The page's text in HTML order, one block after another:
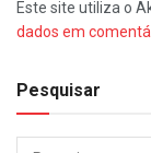
Este site utiliza o
dados em
Pesquisar